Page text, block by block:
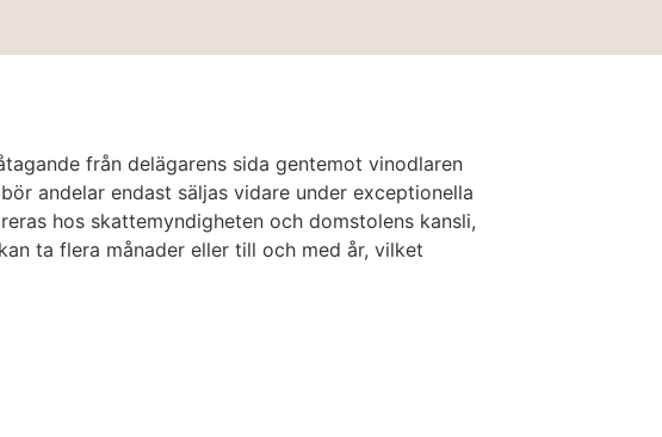
från delägarens sida gentemot vinodlaren
andelar endast säljas vidare under exceptionella
hos skattemyndigheten och domstolens kansli,
ta flera månader eller till och med år, vilket